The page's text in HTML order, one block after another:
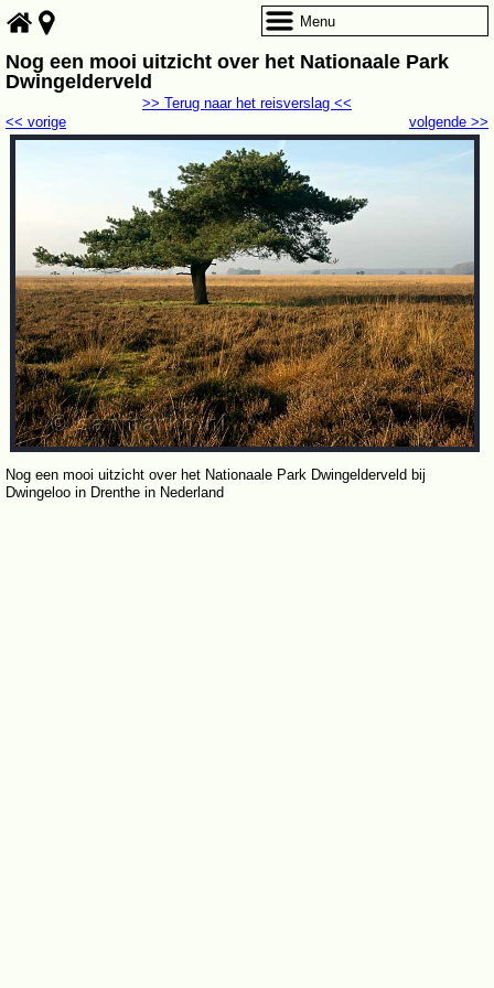
Nog een mooi uitzicht over het Nationaale Park
Dwingelderveld
volgende >>
<< vorige
>> Terug naar het reisverslag <<
Nog een mooi uitzicht over het Nationaale Park Dwingelderveld bij
Dwingeloo in Drenthe in Nederland
Menu